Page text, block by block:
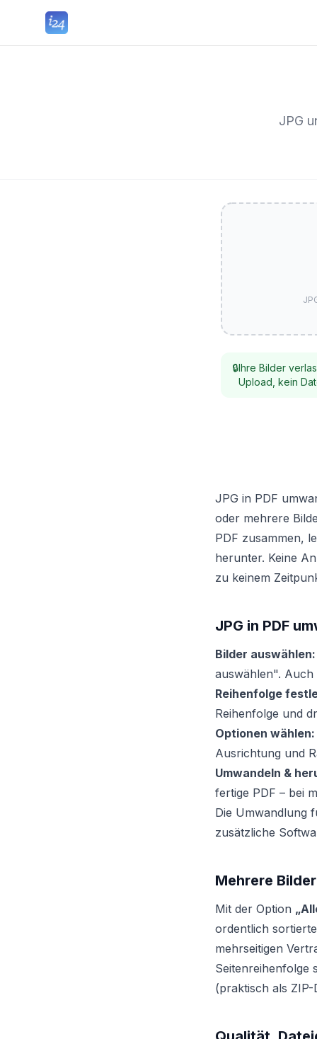
JPG
🔒Ihre Bilder
Upload, kein
JPG in PDF
oder mehrere
PDF zusammen,
herunter. Keine
zu keinem
JPG in PDF
Bilder auswählen:
auswählen". Auch
Reihenfolge
Reihenfolge und
Optionen wählen:
Ausrichtung und
Umwandeln &
fertige PDF – bei
Die Umwandlung
zusätzliche
Mehrere
Mit der Option
ordentlich
mehrseitigen
Seitenreihenfolge
(praktisch als